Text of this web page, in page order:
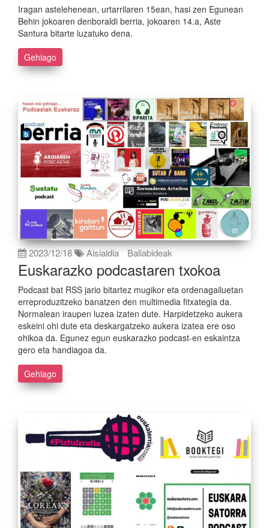
Iragan astelehenean, urtarrilaren 15ean, hasi zen Egunean
Behin jokoaren denboraldi berria, jokoaren 14.a, Aste
Santura bitarte luzatuko dena.
Gehiago
2023/12/18 Aisialdia Baliabideak
Euskarazko podcastaren txokoa
Podcast bat RSS jario bitartez mugikor eta ordenagailuetan
erreproduzitzeko banatzen den multimedia fitxategia da.
Normalean iraupen luzea izaten dute. Harpidetzeko aukera
eskeini ohi dute eta deskargatzeko aukera izatea ere oso
ohikoa da. Egunez egun euskarazko podcast-en eskaintza
gero eta handiagoa da.
Gehiago